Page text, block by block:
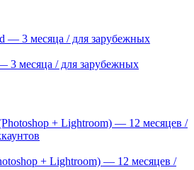
3 месяца / для зарубежных
+ Lightroom) — 12 месяцев /